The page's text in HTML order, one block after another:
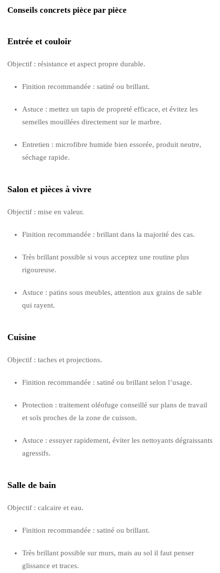
Conseils concrets pièce par pièce
Entrée et couloir
Objectif : résistance et aspect propre durable.
Finition recommandée : satiné ou brillant.
Astuce : mettez un tapis de propreté efficace, et évitez les
semelles mouillées directement sur le marbre.
Entretien : microfibre humide bien essorée, produit neutre,
séchage rapide.
Salon et pièces à vivre
Objectif : mise en valeur.
Finition recommandée : brillant dans la majorité des cas.
Très brillant possible si vous acceptez une routine plus
rigoureuse.
Astuce : patins sous meubles, attention aux grains de sable
qui rayent.
Cuisine
Objectif : taches et projections.
Finition recommandée : satiné ou brillant selon l’usage.
Protection : traitement oléofuge conseillé sur plans de travail
et sols proches de la zone de cuisson.
Astuce : essuyer rapidement, éviter les nettoyants dégraissants
agressifs.
Salle de bain
Objectif : calcaire et eau.
Finition recommandée : satiné ou brillant.
Très brillant possible sur murs, mais au sol il faut penser
glissance et traces.